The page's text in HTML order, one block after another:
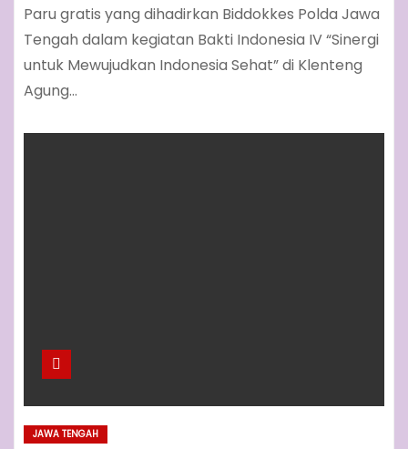
Paru gratis yang dihadirkan Biddokkes Polda Jawa
Tengah dalam kegiatan Bakti Indonesia IV “Sinergi
untuk Mewujudkan Indonesia Sehat” di Klenteng
Agung…
JAWA TENGAH